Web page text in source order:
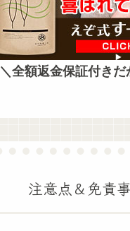
＼全額返金保証付きだ
注意点＆免責